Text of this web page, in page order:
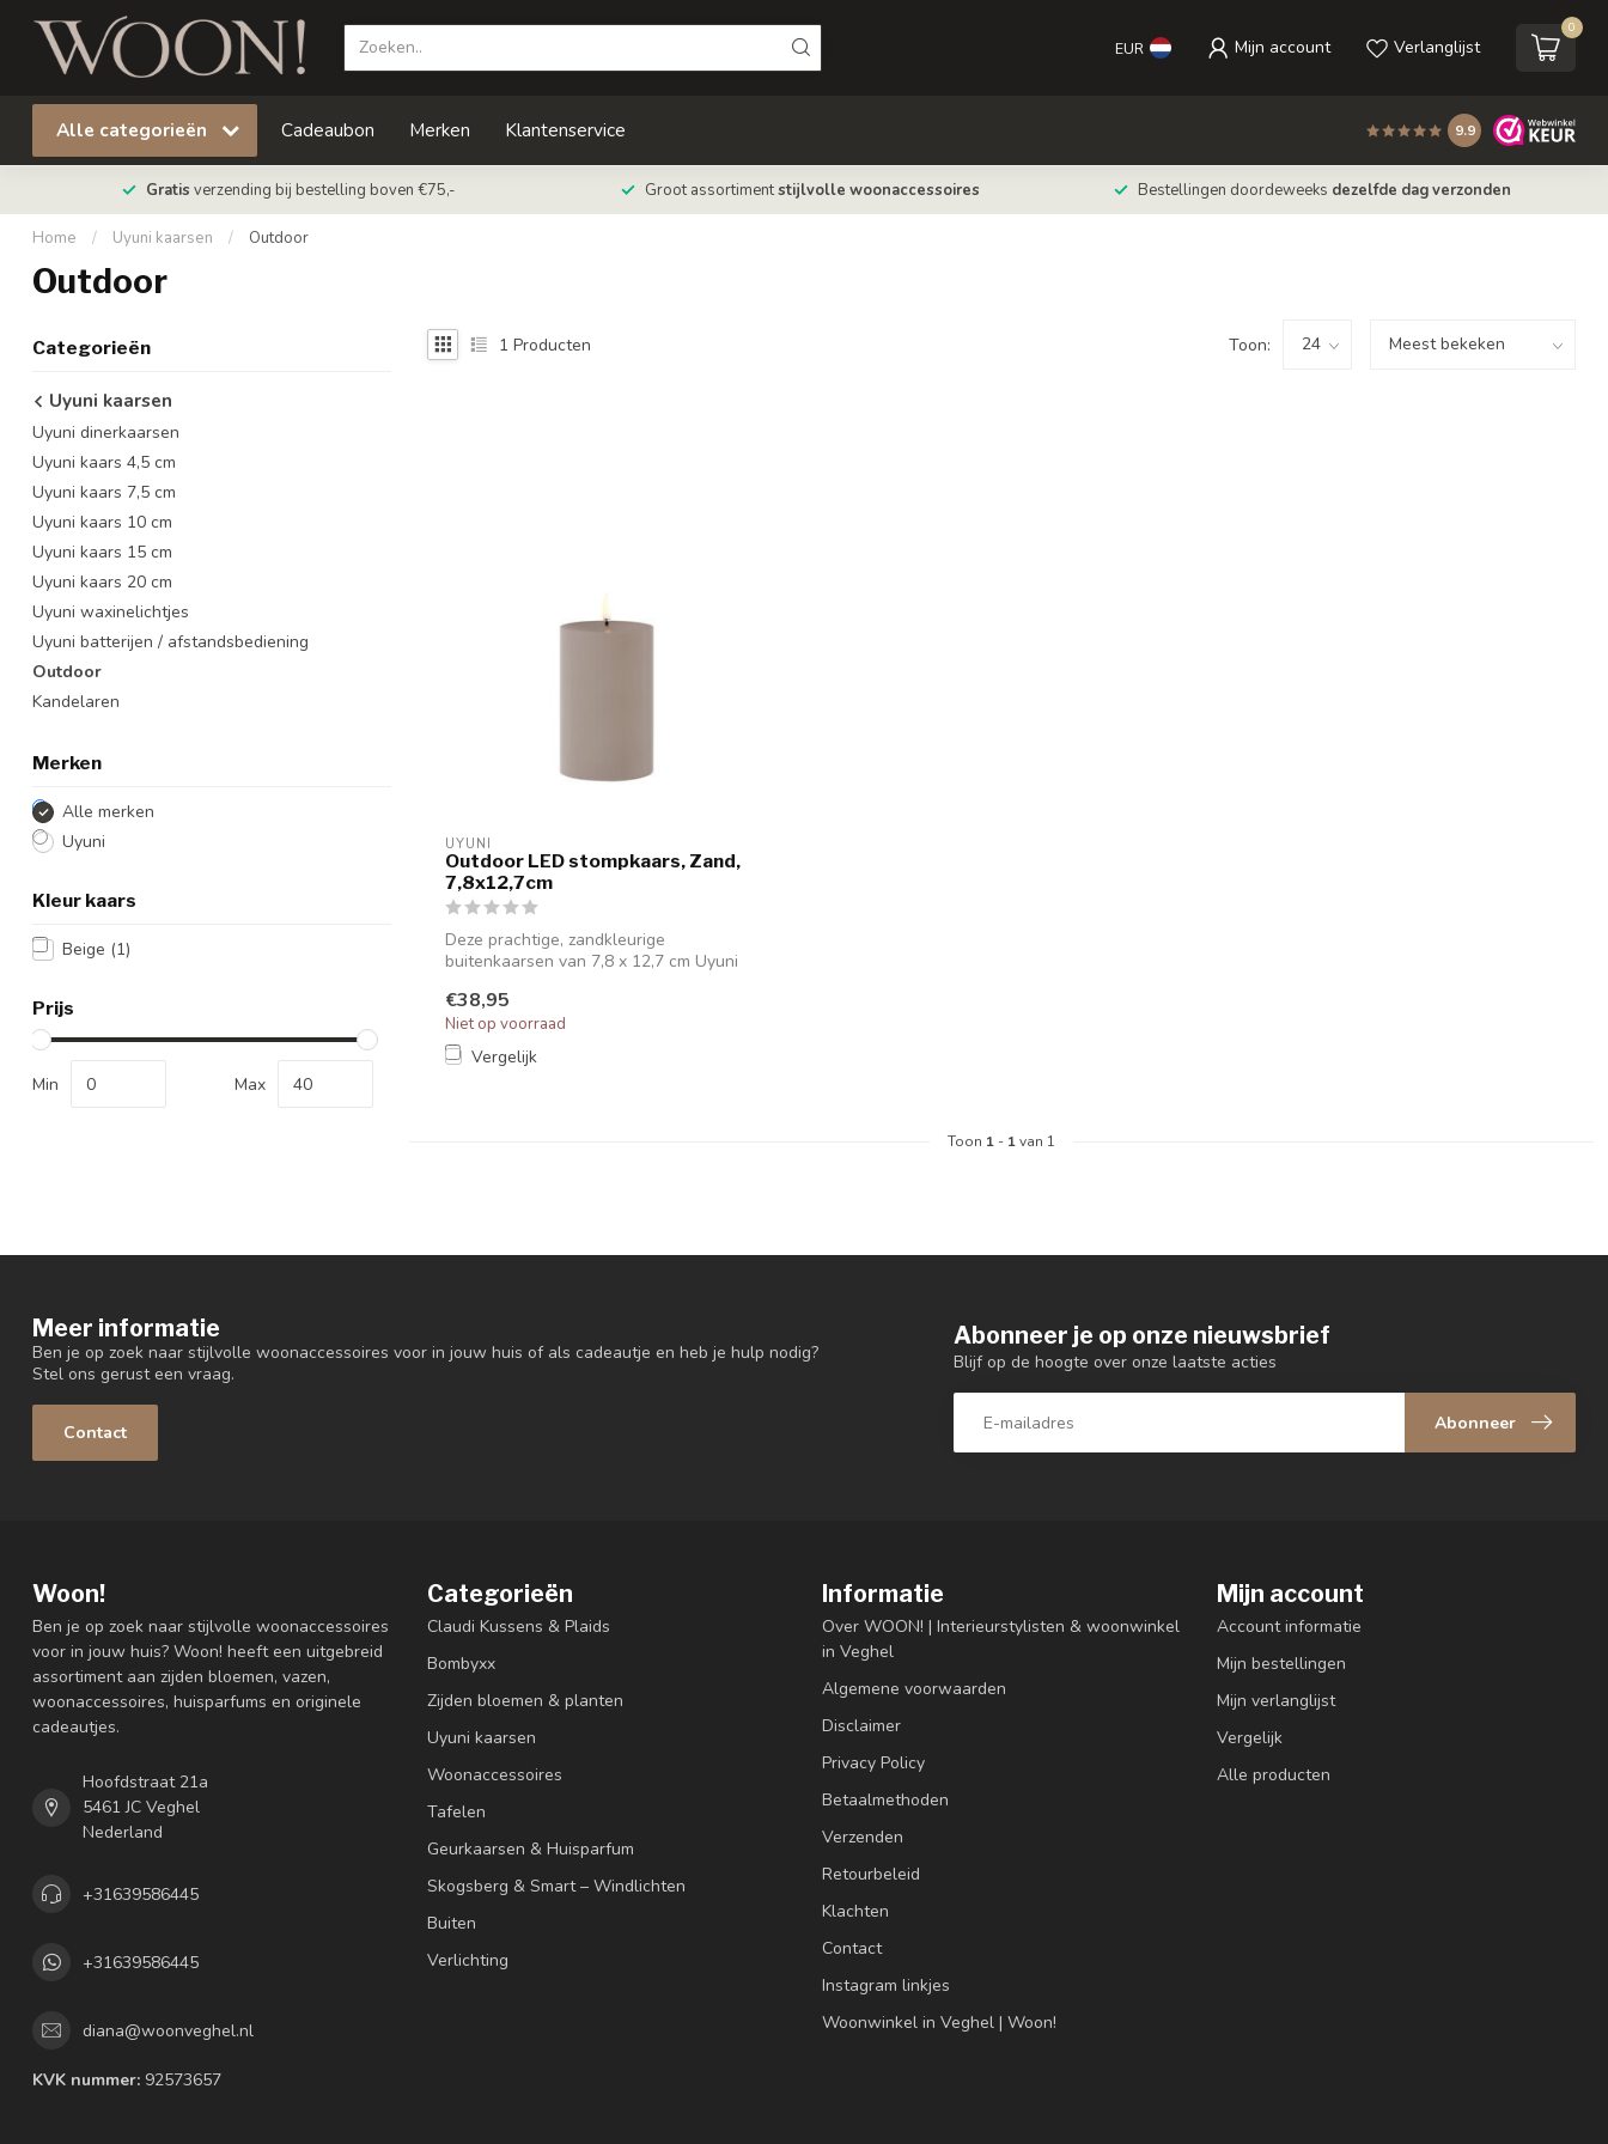
EUR Mijn account Verlanglijst
0
Alle categorieën Cadeaubon Merken Klantenservice 9.9
Gratis verzending bij bestelling boven €75,- Groot assortimentstijlvolle woonaccessoires Bestellingen doordeweeks dezelfde dag verzonden
Home / Uyuni kaarsen / Outdoor
Outdoor
Categorieën
Uyuni kaarsen
Uyuni dinerkaarsen
Uyuni kaars 4,5 cm
Uyuni kaars 7,5 cm
Uyuni kaars 10 cm
Uyuni kaars 15 cm
Uyuni kaars 20 cm
Uyuni waxinelichtjes
Uyuni batterijen / afstandsbediening
Outdoor
Kandelaren
Merken
Alle merken
Uyuni
Kleur kaars
Beige (1)
Prijs
Min Max
1 Producten Toon:
UYUNI
Outdoor LED stompkaars, Zand,
7,8x12,7cm
Deze prachtige, zandkleurige
buitenkaarsen van 7,8 x 12,7 cm Uyuni
€38,95
Niet op voorraad
Vergelijk
Toon 1 - 1van 1
Meer informatie
Ben je op zoek naar stijlvolle woonaccessoires voor in jouw huis of als cadeautje en heb je hulp nodig?
Stel ons gerust een vraag.
Contact
Abonneer je op onze nieuwsbrief
Blijf op de hoogte over onze laatste acties
Abonneer
Woon!
Ben je op zoek naar stijlvolle woonaccessoires
voor in jouw huis? Woon! heeft een uitgebreid
assortiment aan zijden bloemen, vazen,
woonaccessoires, huisparfums en originele
cadeautjes.
Hoofdstraat 21a
5461 JC Veghel
Nederland
+31639586445
+31639586445
diana@woonveghel.nl
KVK nummer: 92573657
Categorieën
Claudi Kussens & Plaids
Bombyxx
Zijden bloemen & planten
Uyuni kaarsen
Woonaccessoires
Tafelen
Geurkaarsen & Huisparfum
Skogsberg & Smart – Windlichten
Buiten
Verlichting
Informatie
Over WOON! | Interieurstylisten & woonwinkel
in Veghel
Algemene voorwaarden
Disclaimer
Privacy Policy
Betaalmethoden
Verzenden
Retourbeleid
Klachten
Contact
Instagram linkjes
Woonwinkel in Veghel | Woon!
Mijn account
Account informatie
Mijn bestellingen
Mijn verlanglijst
Vergelijk
Alle producten